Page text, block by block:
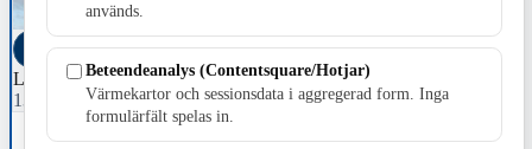
VÄRNAMO KOMMUN NYHETER
Listan: Vi fick stipendier på Figy
13 juni, 2025 17:17
VÄRNAMO
6 juli, 2024
används.
Beteendeanalys (Contentsquare/Hotjar)
Värmekartor och sessionsdata i aggregerad form. Inga
formulärfält spelas in.